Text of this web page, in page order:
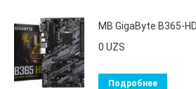
MB GigaByte B365-
0 UZS
Подробнее